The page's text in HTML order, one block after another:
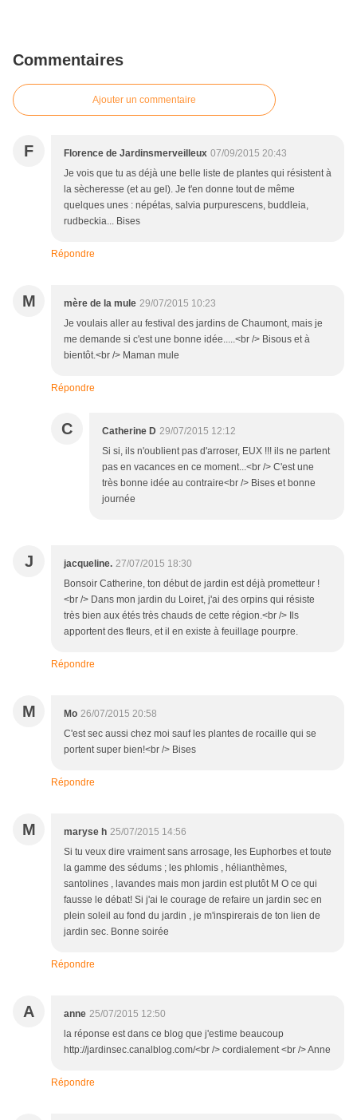
Commentaires
Ajouter un commentaire
F Florence de Jardinsmerveilleux 07/09/2015 20:43
Je vois que tu as déjà une belle liste de plantes qui résistent à
la sècheresse (et au gel). Je t'en donne tout de même
quelques unes : népétas, salvia purpurescens, buddleia,
rudbeckia... Bises
Répondre
M mère de la mule 29/07/2015 10:23
Je voulais aller au festival des jardins de Chaumont, mais je
me demande si c'est une bonne idée.....<br /> Bisous et à
bientôt.<br /> Maman mule
Répondre
C Catherine D 29/07/2015 12:12
Si si, ils n'oublient pas d'arroser, EUX !!! ils ne partent
pas en vacances en ce moment...<br /> C'est une
très bonne idée au contraire<br /> Bises et bonne
journée
J jacqueline. 27/07/2015 18:30
Bonsoir Catherine, ton début de jardin est déjà prometteur !
<br /> Dans mon jardin du Loiret, j'ai des orpins qui résiste
très bien aux étés très chauds de cette région.<br /> Ils
apportent des fleurs, et il en existe à feuillage pourpre.
Répondre
M Mo 26/07/2015 20:58
C'est sec aussi chez moi sauf les plantes de rocaille qui se
portent super bien!<br /> Bises
Répondre
M maryse h 25/07/2015 14:56
Si tu veux dire vraiment sans arrosage, les Euphorbes et toute
la gamme des sédums ; les phlomis , hélianthèmes,
santolines , lavandes mais mon jardin est plutôt M O ce qui
fausse le débat! Si j'ai le courage de refaire un jardin sec en
plein soleil au fond du jardin , je m'inspirerais de ton lien de
jardin sec. Bonne soirée
Répondre
A anne 25/07/2015 12:50
la réponse est dans ce blog que j'estime beaucoup
http://jardinsec.canalblog.com/<br /> cordialement <br /> Anne
Répondre